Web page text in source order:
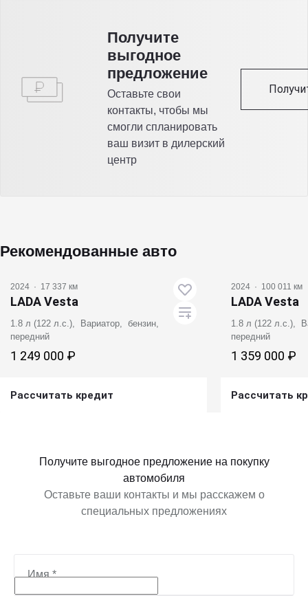
Получитe
выгодное
предложение
Оставьте свои
контакты, чтобы мы
смогли спланировать
ваш визит в дилерский
центр
Рекомендованные авто
2024 · 17 337 км
LADA Vesta
1.8 л (122 л.с.), Вариатор, бензин,
передний
1 249 000 ₽
Рассчитать кредит
2024 · 100 011 км
LADA Vesta
1.8 л (122 л.с.),
передний
1 359 000 ₽
Рассчитать
Получите выгодное предложение на покупку
автомобиля
Оставьте ваши контакты и мы расскажем о
специальных предложениях
Имя*